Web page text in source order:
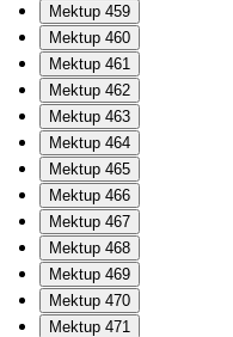
Mektup 459
Mektup 460
Mektup 461
Mektup 462
Mektup 463
Mektup 464
Mektup 465
Mektup 466
Mektup 467
Mektup 468
Mektup 469
Mektup 470
Mektup 471